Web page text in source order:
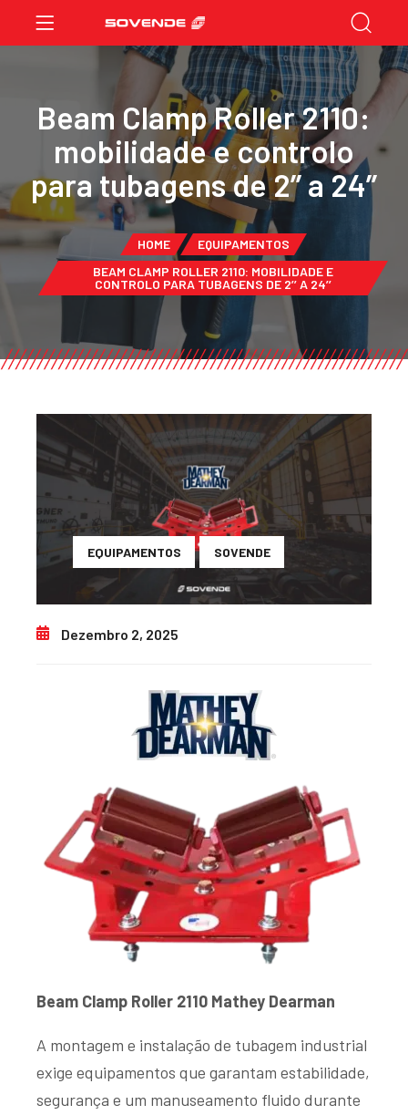
Beam Clamp Roller 2110:
mobilidade e controlo
para tubagens de 2’’ a 24’’
HOME
EQUIPAMENTOS
BEAM CLAMP ROLLER 2110: MOBILIDADE E
CONTROLO PARA TUBAGENS DE 2’’ A 24’’
EQUIPAMENTOS SOVENDE
Dezembro 2, 2025
Beam Clamp Roller 2110 Mathey Dearman
A montagem e instalação de tubagem industrial
exige equipamentos que garantam estabilidade,
segurança e um manuseamento fluido durante